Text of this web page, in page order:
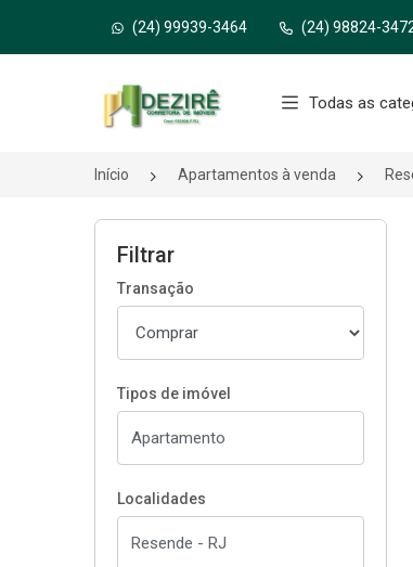
(24) 99939-3464 (24) 98824-
Página inicial
Todas as
Início Apartamentos à venda
Filtrar
Transação
Tipos de imóvel
Localidades